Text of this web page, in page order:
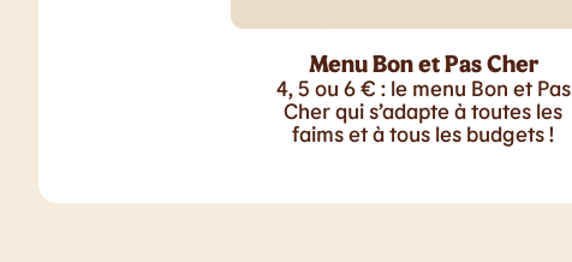
Menu Bon et Pas Cher
4, 5 ou 6 € : le menu Bon et Pas
Cher qui s’adapte à toutes les
faims et à tous les budgets !